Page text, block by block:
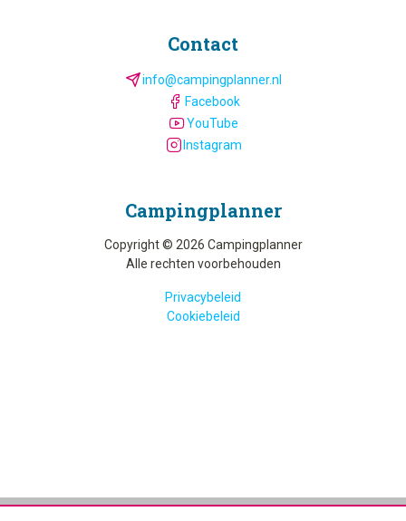
Contact
info@campingplanner.nl
Facebook
YouTube
Instagram
Camping­planner
Copyright © 2026 Campingplanner
Alle rechten voorbehouden
Privacybeleid
Cookiebeleid